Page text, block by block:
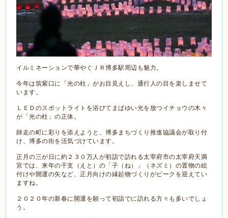
イルミネーションで華やぐＪＲ博多駅周辺も魅力。
今年は筑紫口に「光の柱」がお目見えし、通行人の目を楽しませて
います。
ＬＥＤのスポットライトを浴びてまばゆい光を放つイチョウの木々
が「光の柱」の正体。
師走の町に彩りを添えようと、博多まちづくり推進協議会が取り付
け、博多の街を活気づけています。
正月の三が日に約２３０万人が初詣で訪れる太宰府市の太宰府天満
宮では、来年の干支（えと）の「子（ね）」（ネズミ）の置物の絵
付けや開運の矢など、正月向けの縁起物づくりがピークを迎えてい
ますね。
２０２０年の新春に開運を願って初詣でに訪れる方々も多いでしょ
う。